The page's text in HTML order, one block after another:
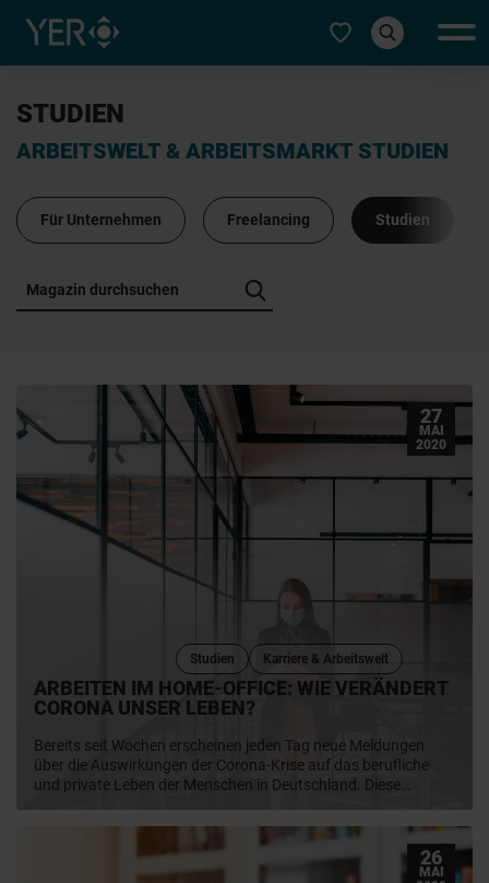
Typ auswählen
Für Unternehmen Freelancing Studien
STUDIEN
ARBEITSWELT & ARBEITSMARKT STUDIEN
Karriere & Arbeitswelt
Studien
ARBEITEN IM HOME-OFFICE: WIE VERÄNDERT
CORONA UNSER LEBEN?
Bereits seit Wochen erscheinen jeden Tag neue Meldungen
über die Auswirkungen der Corona-Krise auf das berufliche
und private Leben der Menschen in Deutschland. Diese
auf das Befinden und die Work-Life-Balance der arbeitenden
Bevölkerung, insbesondere von Familien. Die AVANTGARDE
Experts Studie 2020 belegt jetzt das Gegenteil bei der
27
MAI
2020
26
MAI